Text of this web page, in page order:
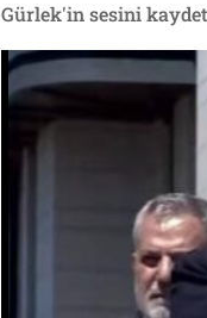
Gürlek'in sesini